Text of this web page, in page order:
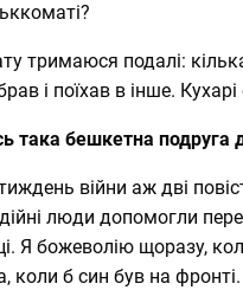
тримаюся подалі:
і поїхав в інше. Кухарі
така бешкетна подруга
війни аж дві
люди допомогли
Я божеволію щоразу,
коли б син був на